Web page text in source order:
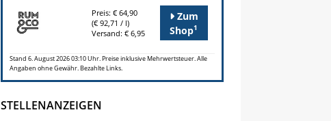
Preis: € 64,90
(€ 92,71 / l)
Versand: € 6,95
Zum
Shop1
Stand 6. August 2026 03:10 Uhr. Preise inklusive Mehrwertsteuer. Alle
Angaben ohne Gewähr. Bezahlte Links.
STELLENANZEIGEN